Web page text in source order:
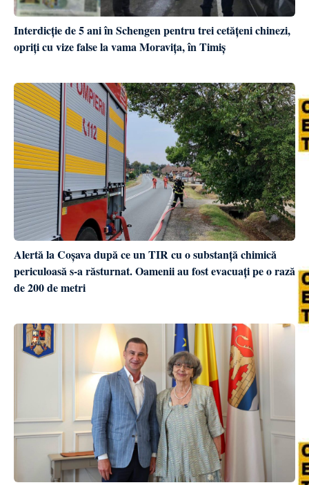
Interdicție de 5 ani în Schengen pentru trei cetățeni chinezi,
opriți cu vize false la vama Moravița, în Timiș
Alertă la Coșava după ce un TIR cu o substanță chimică
periculoasă s-a răsturnat. Oamenii au fost evacuați pe o rază
de 200 de metri